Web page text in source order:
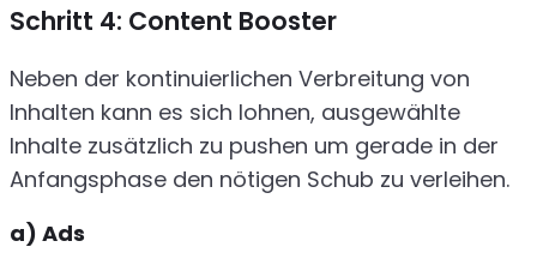
Schritt 4: Content Booster
Neben der kontinuierlichen Verbreitung von
Inhalten kann es sich lohnen, ausgewählte
Inhalte zusätzlich zu pushen um gerade in der
Anfangsphase den nötigen Schub zu verleihen.
a) Ads